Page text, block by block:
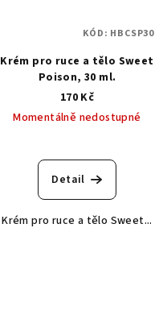
Krém pro ruce a tělo Sweet
Poison, 30 ml.
170 Kč
Momentálně nedostupné
Detail
Krém pro ruce a tělo Sweet...
KÓD: HBCSP30